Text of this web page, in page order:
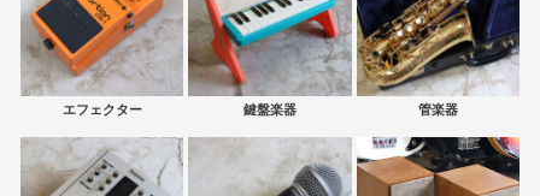
エフェクター 鍵盤楽器 管楽器